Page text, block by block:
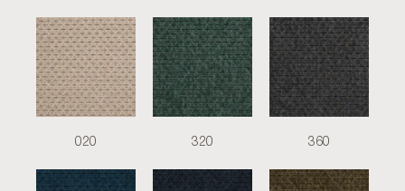
020 320 360